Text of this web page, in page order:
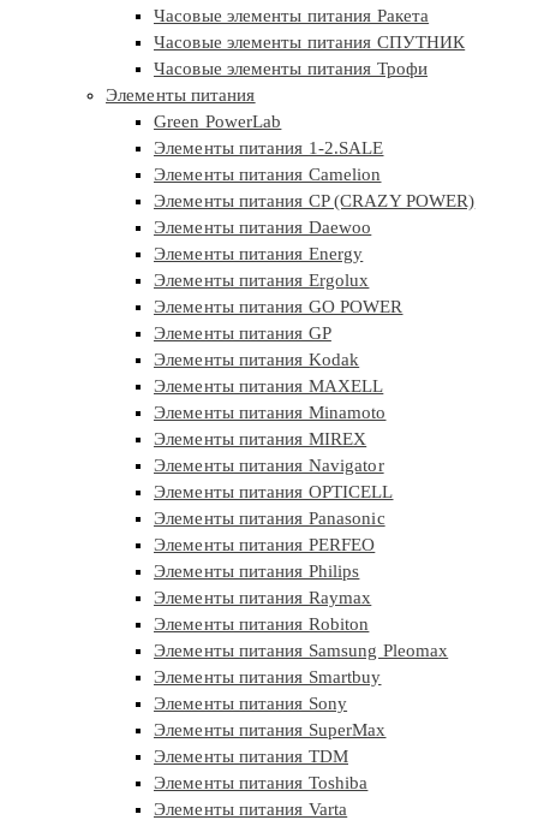
Часовые элементы питания Ракета
Часовые элементы питания СПУТНИК
Часовые элементы питания Трофи
Элементы питания
Green PowerLab
Элементы питания 1-2.SALE
Элементы питания Camelion
Элементы питания CP (CRAZY POWER)
Элементы питания Daewoo
Элементы питания Energy
Элементы питания Ergolux
Элементы питания GO POWER
Элементы питания GP
Элементы питания Kodak
Элементы питания MAXELL
Элементы питания Minamoto
Элементы питания MIREX
Элементы питания Navigator
Элементы питания OPTICELL
Элементы питания Panasonic
Элементы питания PERFEO
Элементы питания Philips
Элементы питания Raymax
Элементы питания Robiton
Элементы питания Samsung Pleomax
Элементы питания Smartbuy
Элементы питания Sony
Элементы питания SuperMax
Элементы питания TDM
Элементы питания Toshiba
Элементы питания Varta